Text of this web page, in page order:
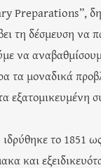
Preparations”,
τη δέσμευση
να
μοναδικά
το 1851
και